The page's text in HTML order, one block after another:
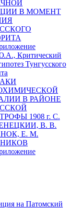
В МОМЕНТ
Критический
Тунгусского
В РАЙОНЕ
1908 г. С.
В. В.
Е. М.
на Патомский